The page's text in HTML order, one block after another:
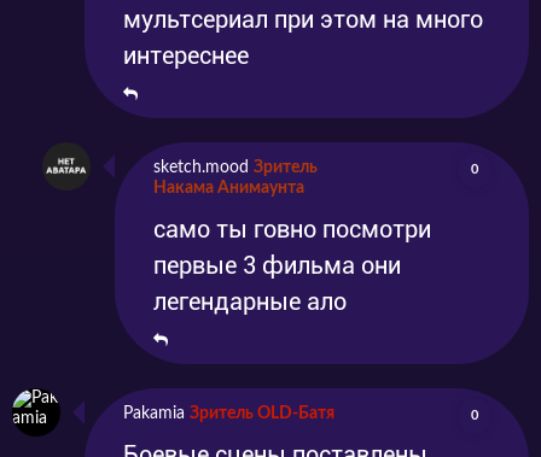
мультсериал при этом на много
интереснее
sketch.mood Зритель
Накама Анимаунта
0
само ты говно посмотри
первые 3 фильма они
легендарные ало
Pakamia Зритель OLD-Батя 0